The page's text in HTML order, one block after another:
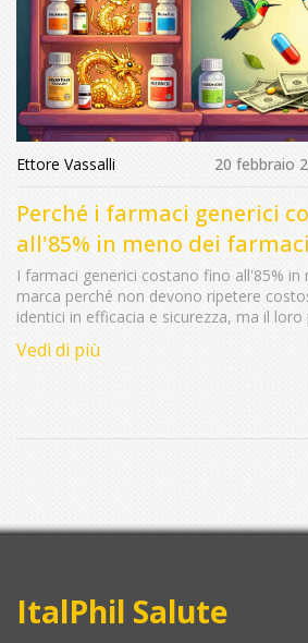
Ettore Vassalli 20 febbraio
Perché i farmaci generici
all'85% in meno dei
I farmaci generici costano fino all'85% in
marca perché non devono ripetere
identici in efficacia e sicurezza, ma il
Vedi di più
ItalPhil Salute